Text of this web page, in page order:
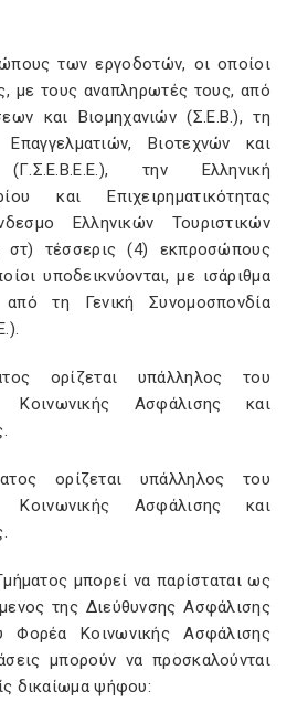
των εργοδοτών, οι οποίοι
με τους αναπληρωτές τους, από
και Βιομηχανιών (Σ.Ε.Β.), τη
Επαγγελματιών, Βιοτεχνών και
την Ελληνική
και Επιχειρηματικότητας
Ελληνικών Τουριστικών
στ) τέσσερις (4) εκπροσώπους
υποδεικνύονται, με ισάριθμα
από τη Γενική Συνομοσπονδία
ορίζεται υπάλληλος του
Κοινωνικής Ασφάλισης και
ορίζεται υπάλληλος του
Κοινωνικής Ασφάλισης και
μπορεί να παρίσταται ως
της Διεύθυνσης Ασφάλισης
Φορέα Κοινωνικής Ασφάλισης
μπορούν να προσκαλούνται
δικαίωμα ψήφου: